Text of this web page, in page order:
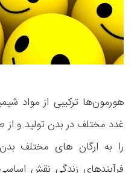
هورمون‌ها ترکیبی از مواد
غدد مختلف در بدن تولید و
را به ارگان های مختلف
فرآیندهای زندگی نقش